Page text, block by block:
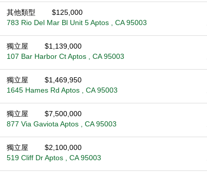
其他類型
$125,000
783 Rio Del Mar Bl Unit 5 Aptos , CA 95003
獨立屋
$1,139,000
107 Bar Harbor Ct Aptos , CA 95003
獨立屋
$1,469,950
1645 Hames Rd Aptos , CA 95003
獨立屋
$7,500,000
877 Via Gaviota Aptos , CA 95003
獨立屋
$2,100,000
519 Cliff Dr Aptos , CA 95003